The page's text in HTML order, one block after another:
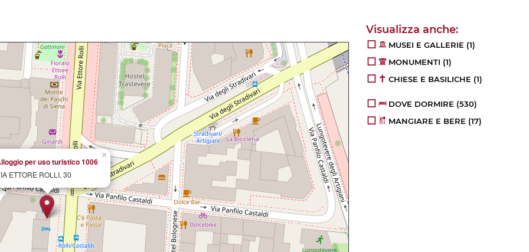
×
per uso turistico 1006
ETTORE ROLLI, 30
MUSEI E GALLERIE (1)
MONUMENTI (1)
CHIESE E BASILICHE (1)
DOVE DORMIRE (530)
MANGIARE E BERE (17)